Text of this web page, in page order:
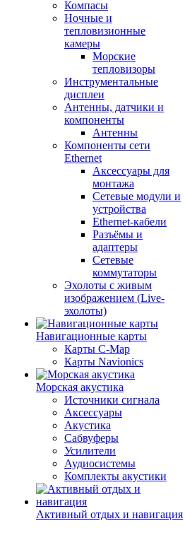
Компасы
Ночные и
тепловизионные
камеры
Морские
тепловизоры
Инструментальные
дисплеи
Антенны, датчики и
компоненты
Антенны
Компоненты сети
Ethernet
Аксессуары для
монтажа
Сетевые модули и
устройства
Ethernet-кабели
Разъёмы и
адаптеры
Сетевые
коммутаторы
Эхолоты с живым
изображением (Live-
эхолоты)
Навигационные карты
Карты C-Map
Карты Navionics
Морская акустика
Источники сигнала
Аксессуары
Акустика
Сабвуферы
Усилители
Аудиосистемы
Комплекты акустики
Активный отдых и навигация